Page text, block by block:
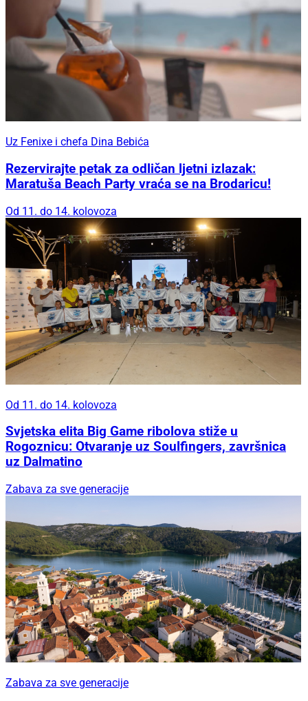
Uz Fenixe i chefa Dina Bebića
Rezervirajte petak za odličan ljetni izlazak:
Maratuša Beach Party vraća se na Brodaricu!
Od 11. do 14. kolovoza
Od 11. do 14. kolovoza
Svjetska elita Big Game ribolova stiže u
Rogoznicu: Otvaranje uz Soulfingers, završnica
uz Dalmatino
Zabava za sve generacije
Zabava za sve generacije